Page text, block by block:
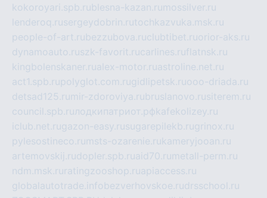
kokoroyari.spb.rublesna-kazan.ru mossilver.ru
lenderoq.rusergeydobrin.rutochkazvuka.msk.ru
people-of-art.rubezzubova.ruclubtibet.ruorior-aks.ru
dynamoauto.ruszk-favorit.rucarlines.ruflatnsk.ru
kingbolenskaner.rualex-motor.ruastroline.net.ru
act1.spb.rupolyglot.com.rugidlipetsk.ruooo-driada.ru
detsad125.ru mir-zdoroviya.rubruslanovo.rusiterem.ru
council.spb.ruлодкипатриот.рфkafekolizey.ru
iclub.net.rugazon-easy.rusugarepilekb.rugrinox.ru
pylesostineco.ru msts-ozarenie.rukameryjooan.ru
artemovskij.rudopler.spb.ruaid70.ru metall-perm.ru
ndm.msk.ru ratingzooshop.ruapiaccess.ru
globalautotrade.info bezverhovskoe.rudrsschool.ru